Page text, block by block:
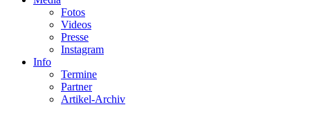
Fotos
Videos
Presse
Instagram
Info
Termine
Partner
Artikel-Archiv